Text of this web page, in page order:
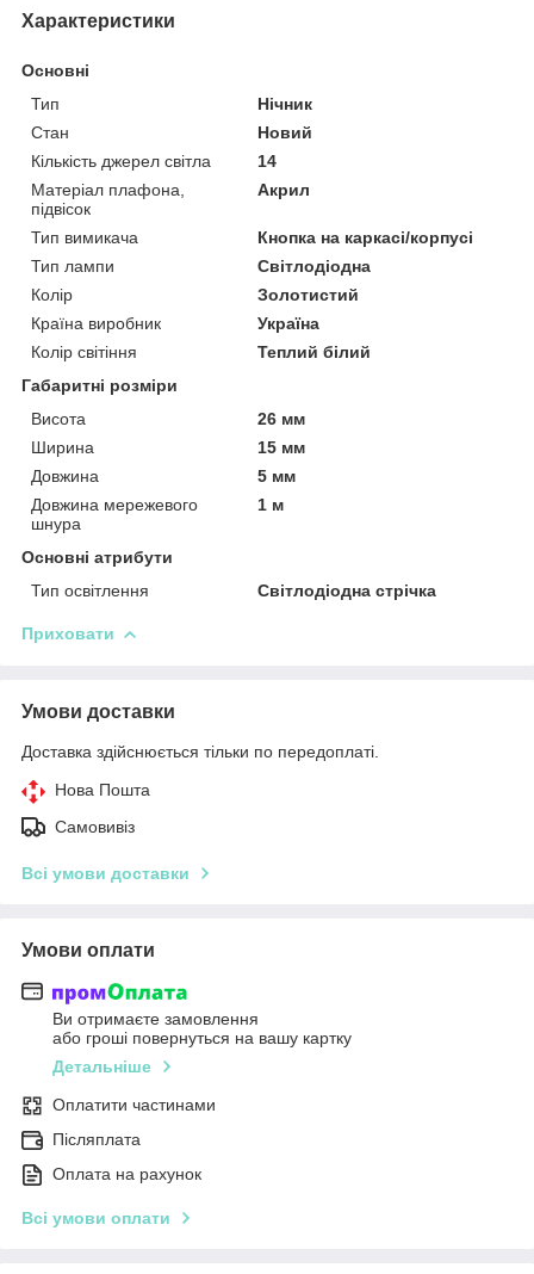
Характеристики
Основні
Тип
Нічник
Стан
Новий
Кількість джерел світла
14
Матеріал плафона,
підвісок
Акрил
Тип вимикача
Кнопка на каркасі/корпусі
Тип лампи
Світлодіодна
Колір
Золотистий
Країна виробник
Україна
Колір світіння
Теплий білий
Габаритні розміри
Висота
26 мм
Ширина
15 мм
Довжина
5 мм
Довжина мережевого
шнура
1 м
Основні атрибути
Тип освітлення
Світлодіодна стрічка
Приховати
Умови доставки
Доставка здійснюється тільки по передоплаті.
Нова Пошта
Самовивіз
Всі умови доставки
Умови оплати
Ви отримаєте замовлення
або гроші повернуться на вашу картку
Детальніше
Оплатити частинами
Післяплата
Оплата на рахунок
Всі умови оплати